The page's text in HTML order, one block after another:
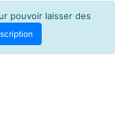
pouvoir laisser des